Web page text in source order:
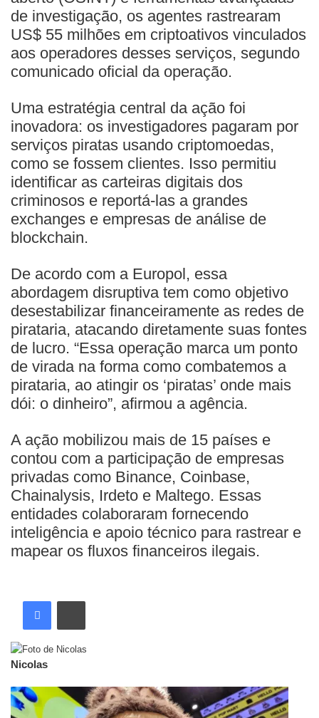
de investigação, os agentes rastrearam
US$ 55 milhões em criptoativos vinculados
aos operadores desses serviços, segundo
comunicado oficial da operação.
Uma estratégia central da ação foi
inovadora: os investigadores pagaram por
serviços piratas usando criptomoedas,
como se fossem clientes. Isso permitiu
identificar as carteiras digitais dos
criminosos e reportá-las a grandes
exchanges e empresas de análise de
blockchain.
De acordo com a Europol, essa
abordagem disruptiva tem como objetivo
desestabilizar financeiramente as redes de
pirataria, atacando diretamente suas fontes
de lucro. “Essa operação marca um ponto
de virada na forma como combatemos a
pirataria, ao atingir os ‘piratas’ onde mais
dói: o dinheiro”, afirmou a agência.
A ação mobilizou mais de 15 países e
contou com a participação de empresas
privadas como Binance, Coinbase,
Chainalysis, Irdeto e Maltego. Essas
entidades colaboraram fornecendo
inteligência e apoio técnico para rastrear e
mapear os fluxos financeiros ilegais.
Nicolas